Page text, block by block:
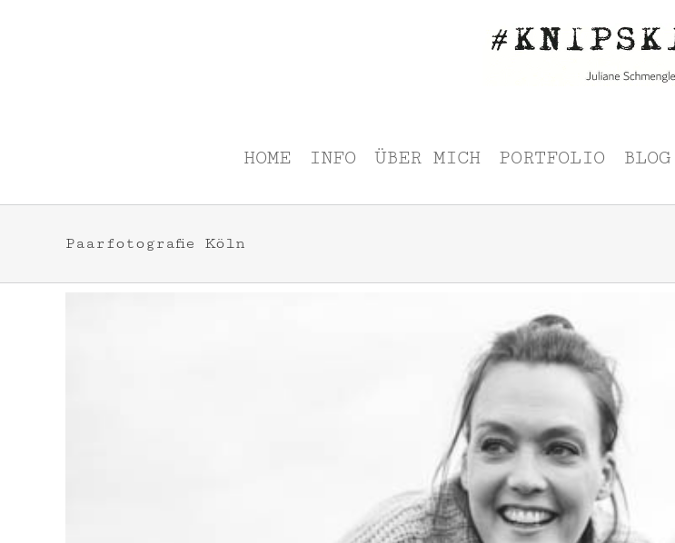
HOME INFO ÜBER MICH PORTFOLIO BLOG
Paarfotografie Köln